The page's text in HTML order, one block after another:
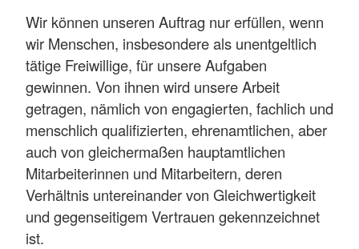
Wir können unseren Auftrag nur erfüllen, wenn
wir Menschen, insbesondere als unentgeltlich
tätige Freiwillige, für unsere Aufgaben
gewinnen. Von ihnen wird unsere Arbeit
getragen, nämlich von engagierten, fachlich und
menschlich qualifizierten, ehrenamtlichen, aber
auch von gleichermaßen hauptamtlichen
Mitarbeiterinnen und Mitarbeitern, deren
Verhältnis untereinander von Gleichwertigkeit
und gegenseitigem Vertrauen gekennzeichnet
ist.